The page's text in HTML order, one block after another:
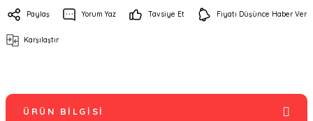
Paylaş Yorum Yaz Tavsiye Et Fiyatı Düşünce Haber Ver
Karşılaştır
ÜRÜN BILGISI